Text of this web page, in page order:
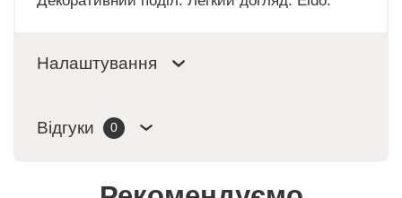
Налаштування
Відгуки 0